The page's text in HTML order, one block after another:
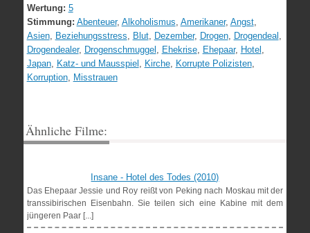
Wertung: 5
Stimmung: Abenteuer, Alkoholismus, Amerikaner, Angst,
Asien, Beziehungsstress, Blut, Dezember, Drogen, Drogendeal ,
Drogendealer, Drogenschmuggel , Ehekrise, Ehepaar, Hotel ,
Japan, Katz- und Mausspiel , Kirche, Korrupte Polizisten,
Korruption, Misstrauen
Ähnliche Filme:
Insane - Hotel des Todes (2010)
Das Ehepaar Jessie und Roy reißt von Peking nach Moskau mit der
transsibirischen Eisenbahn. Sie teilen sich eine Kabine mit dem
jüngeren Paar [...]